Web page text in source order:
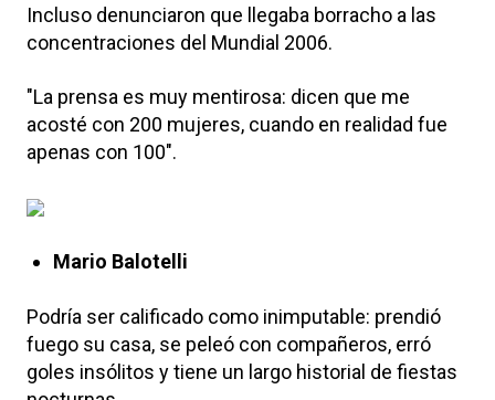
Incluso denunciaron que llegaba borracho a las
concentraciones del Mundial 2006.
"La prensa es muy mentirosa: dicen que me
acosté con 200 mujeres, cuando en realidad fue
apenas con 100".
Mario Balotelli
Podría ser calificado como inimputable: prendió
fuego su casa, se peleó con compañeros, erró
goles insólitos y tiene un largo historial de fiestas